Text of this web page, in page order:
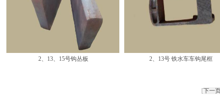
2、13、15号钩丛板 2、13号 铁水车车钩尾框
[下一